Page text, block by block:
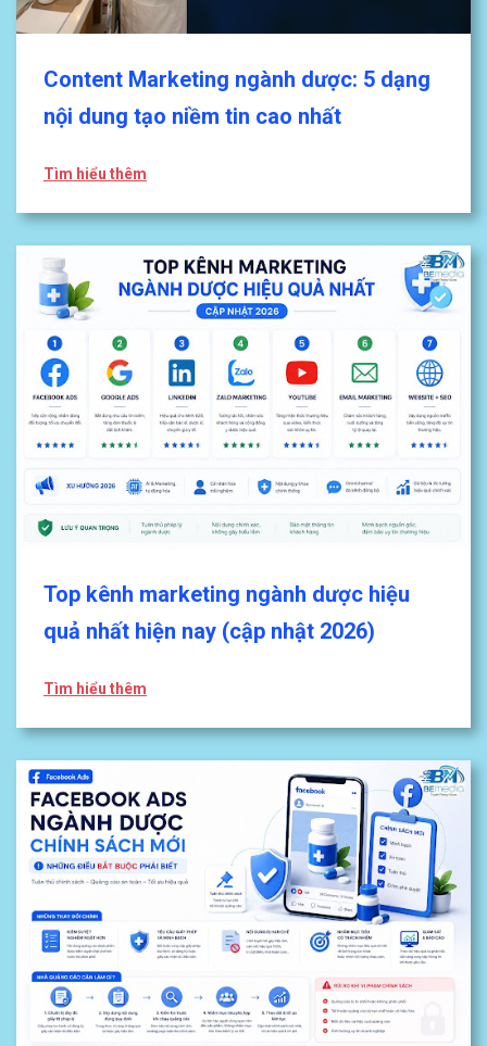
Content Marketing ngành dược: 5 dạng
nội dung tạo niềm tin cao nhất
Tìm hiểu thêm
Top kênh marketing ngành dược hiệu
quả nhất hiện nay (cập nhật 2026)
Tìm hiểu thêm